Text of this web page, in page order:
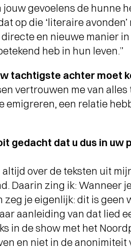
Interview
SCANDINAVISCH
MET VIER
gevoelens de hunne
op die ‘literaire
en nieuwe manier
heb in hun leven.”
tachtigste achter moet
vertrouwen me van
emigreren, een relatie
gedacht dat u dus in uw
over de teksten uit
Daarin zing ik: Wanneer
je eigenlijk: dit is geen
aanleiding van dat lied
in de show met het
en niet in de anonimiteit